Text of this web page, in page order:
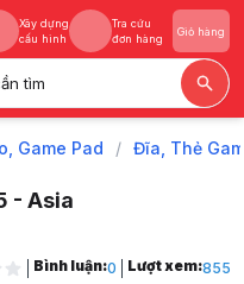
Xây dựng
cấu hình
Tra cứu
đơn hàng
Giỏ hàng
tìm
Xây dựng
Tra cứu
Game Pad / Đĩa, Thẻ
- Asia
Bình luận:0 Lượt xem:855